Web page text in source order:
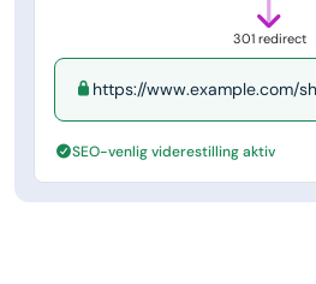
301 redirect
https://www.example.com/
SEO-venlig viderestilling aktiv